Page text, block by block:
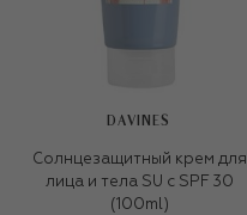
DAVINES
Солнцезащитный крем для
лица и тела SU с SPF 30
(100ml)